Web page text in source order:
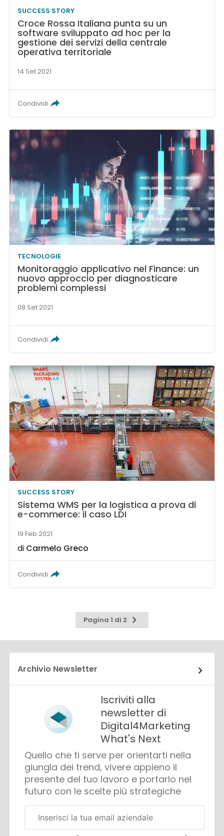
SUCCESS STORY
Croce Rossa Italiana punta su un
software sviluppato ad hoc per la
gestione dei servizi della centrale
operativa territoriale
14 Set 2021
Condividi
TECNOLOGIE
Monitoraggio applicativo nel Finance: un
nuovo approccio per diagnosticare
problemi complessi
08 Set 2021
Condividi
SUCCESS STORY
Sistema WMS per la logistica a prova di
e-commerce: il caso LDI
19 Feb 2021
di Carmelo Greco
Condividi
Pagina 1 di 2
Pagina
successiva
Archivio Newsletter
Iscriviti alla
newsletter di
Digital4Marketing
What's Next
Quello che ti serve per orientarti nella
giungla dei trend, vivere appieno il
presente del tuo lavoro e portarlo nel
futuro con le scelte più strategiche
aziendale